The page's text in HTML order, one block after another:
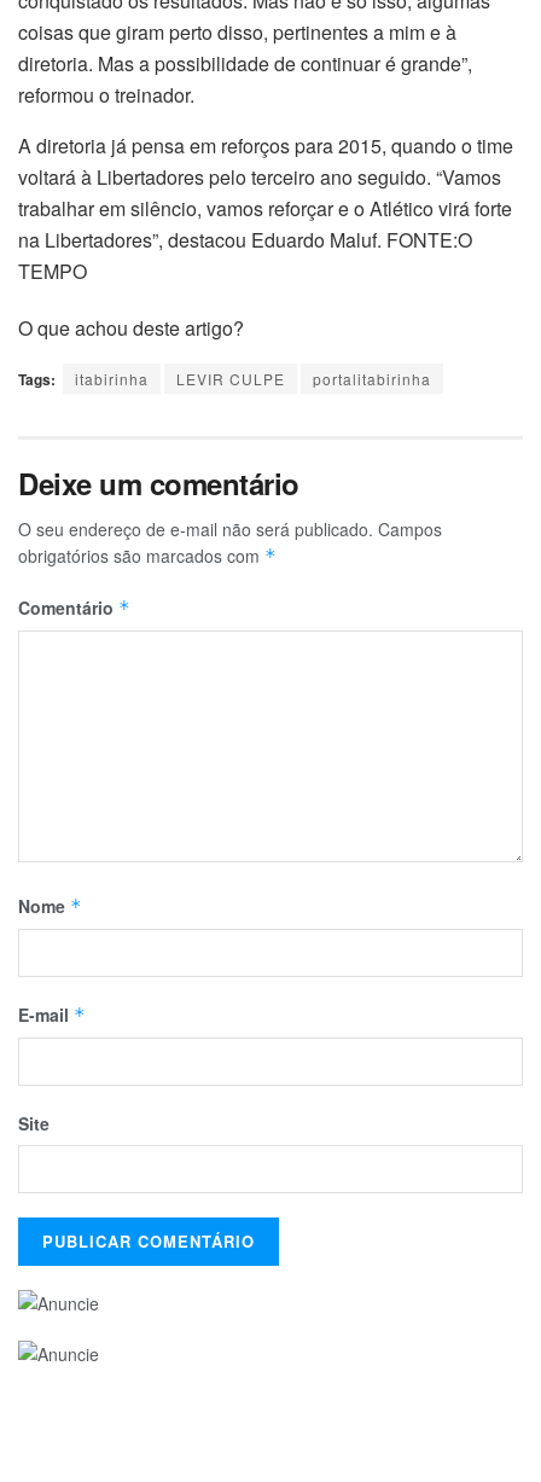
coisas que giram perto disso, pertinentes a mim e à
diretoria. Mas a possibilidade de continuar é grande”,
reformou o treinador.
A diretoria já pensa em reforços para 2015, quando o time
voltará à Libertadores pelo terceiro ano seguido. “Vamos
trabalhar em silêncio, vamos reforçar e o Atlético virá forte
na Libertadores”, destacou Eduardo Maluf. FONTE:O
TEMPO
O que achou deste artigo?
Tags: itabirinha LEVIR CULPE portalitabirinha
Deixe um comentário
O seu endereço de e-mail não será publicado. Campos
obrigatórios são marcados com *
Comentário *
Nome *
E-mail *
Site